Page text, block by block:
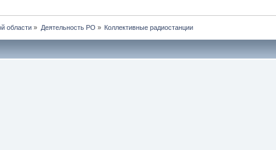
области » Деятельность РО » Коллективные радиостанции